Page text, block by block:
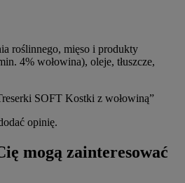
roślinnego, mięso i produkty
4% wołowina), oleje, tłuszcze,
SOFT Kostki z wołowiną”
opinię.
mogą zainteresować